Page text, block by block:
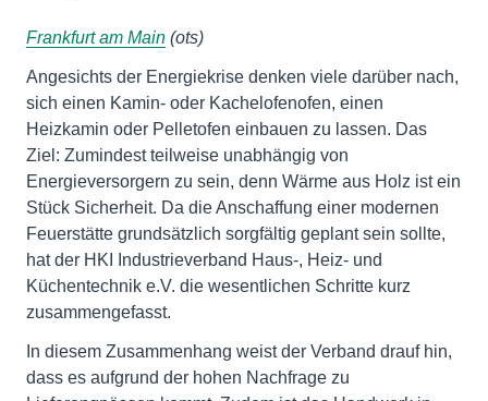
Frankfurt am Main (ots)
Angesichts der Energiekrise denken viele darüber nach,
sich einen Kamin- oder Kachelofenofen, einen
Heizkamin oder Pelletofen einbauen zu lassen. Das
Ziel: Zumindest teilweise unabhängig von
Energieversorgern zu sein, denn Wärme aus Holz ist ein
Stück Sicherheit. Da die Anschaffung einer modernen
Feuerstätte grundsätzlich sorgfältig geplant sein sollte,
hat der HKI Industrieverband Haus-, Heiz- und
Küchentechnik e.V. die wesentlichen Schritte kurz
zusammengefasst.
In diesem Zusammenhang weist der Verband drauf hin,
dass es aufgrund der hohen Nachfrage zu